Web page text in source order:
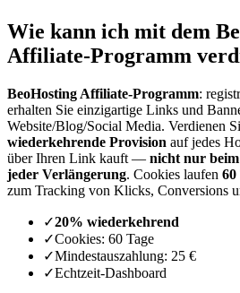
Wie kann ich mit dem
Affiliate-Programm
BeoHosting Affiliate-Programm:
erhalten Sie einzigartige Links und
Website/Blog/Social Media. Verdienen
wiederkehrende Provision auf jedes
über Ihren Link kauft — nicht nur
jeder Verlängerung. Cookies laufen 60
zum Tracking von Klicks, Conversions
✓20% wiederkehrend
✓Cookies: 60 Tage
✓Mindestauszahlung: 25 €
✓Echtzeit-Dashboard